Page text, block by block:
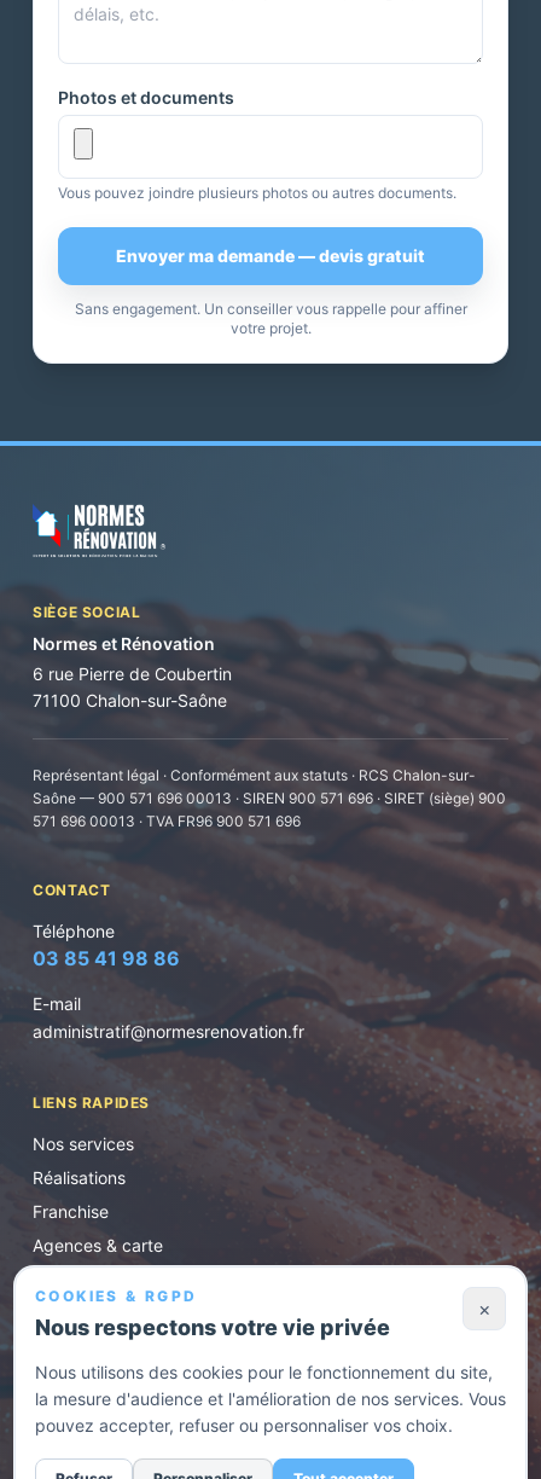
Photos et documents
Vous pouvez joindre plusieurs photos ou autres documents.
Envoyer ma demande — devis gratuit
Sans engagement. Un conseiller vous rappelle pour affiner
votre projet.
SIÈGE SOCIAL
Normes et Rénovation
6 rue Pierre de Coubertin
71100 Chalon-sur-Saône
Représentant légal · Conformément aux statuts · RCS Chalon-sur-
Saône — 900 571 696 00013 · SIREN 900 571 696 · SIRET (siège) 900
571 696 00013 · TVA FR96 900 571 696
CONTACT
Téléphone
03 85 41 98 86
E-mail
administratif@normesrenovation.fr
LIENS RAPIDES
Nos services
Réalisations
Franchise
Agences & carte
HORAIRES D'OUVERTURE
Lundi au vendredi de 8h30 à 17h. En urgence, appelez
COOKIES & RGPD
Nous respectons votre vie privée
×
Nous utilisons des cookies pour le fonctionnement du site,
la mesure d'audience et l'amélioration de nos services. Vous
pouvez accepter, refuser ou personnaliser vos choix.